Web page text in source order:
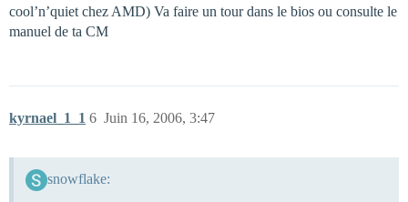
cool’n’quiet chez AMD) Va faire un tour dans le bios ou consulte le
manuel de ta CM
kyrnael_1_1 Juin 16, 2006, 3:47
6
snowflake: